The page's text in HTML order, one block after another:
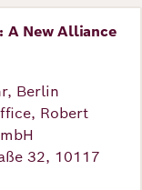
A New Alliance
Berlin
Robert
32, 10117